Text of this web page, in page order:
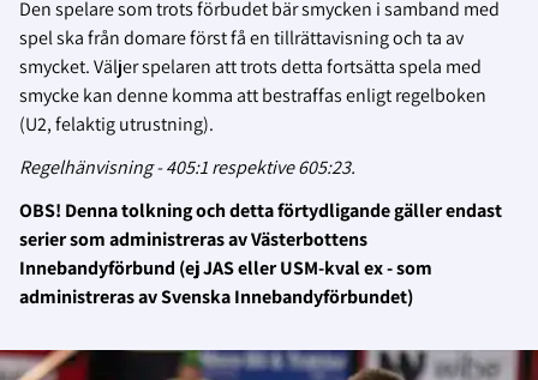
Den spelare som trots förbudet bär smycken i samband med
spel ska från domare först få en tillrättavisning och ta av
smycket. Väljer spelaren att trots detta fortsätta spela med
smycke kan denne komma att bestraffas enligt regelboken
(U2, felaktig utrustning).
Regelhänvisning - 405:1 respektive 605:23.
OBS! Denna tolkning och detta förtydligande gäller endast
serier som administreras av Västerbottens
Innebandyförbund (ej JAS eller USM-kval ex - som
administreras av Svenska Innebandyförbundet)